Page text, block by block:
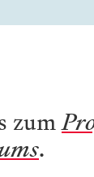
zum
.